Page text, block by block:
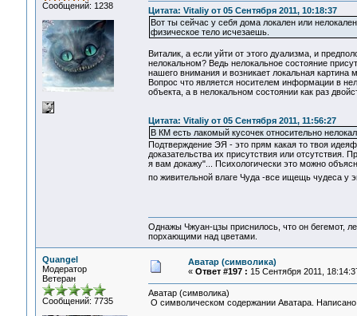
Сообщений: 1238
Цитата: Vitaliy от 05 Сентября 2011, 10:18:37
Вот ты сейчас у себя дома локален или
физическое тело исчезаешь.
Виталик, а если уйти от этого дуализма, и
нелокальном? Ведь нелокальное состояние
нашего внимания и возникает локальная картина
Вопрос что является носителем информации в
объекта, а в нелокальном состоянии как раз
Цитата: Vitaliy от 05 Сентября 2011, 11:56:27
В КМ есть лакомый кусочек относительно
Подтверждение ЭЯ - это прям какая то твоя
доказательства их присутствия или отсутствия.
я вам докажу"... Психологически это можно
по живительной влаге Чуда -все ищещь чудеса у
Однажы Чжуан-цзы приснилось, что он бегемот,
порхающими над цветами.
Quangel
Модератор
Ветеран
Сообщений: 7735
Аватар (символика)
« Ответ #197 : 15 Сентября 2011,
Аватар (символика)
О символическом содержании Аватара.